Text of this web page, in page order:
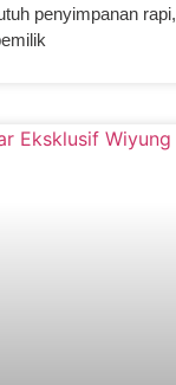
penyimpanan rapi,